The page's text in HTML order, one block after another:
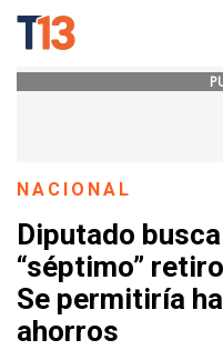
NACIONAL
Diputado
“séptimo”
Se permitiría
ahorros